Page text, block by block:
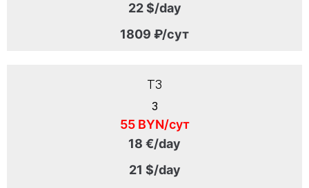
22 $/day
1809 ₽/сут
T3
3
55 BYN/сут
18 €/day
21 $/day